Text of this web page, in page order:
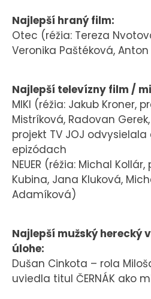
Najlepší hraný film:
Otec (réžia: Tereza
Veronika Paštéková, Anton
Najlepší televízny film /
MIKI (réžia: Jakub Kroner,
Mistríková, Radovan
projekt TV JOJ
epizódach
NEUER (réžia: Michal
Kubina, Jana Kluková,
Adamíková)
Najlepší mužský herecký
úlohe:
Dušan Cinkota – rola
uviedla titul ČERNÁK ako